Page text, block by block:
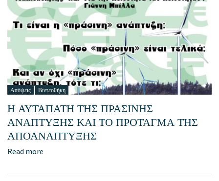
Απόψεις Βιντεοθήκη
Η ΑΥΤΑΠΑΤΗ ΤΗΣ ΠΡΑΣΙΝΗΣ
ΑΝΑΠΤΥΞΗΣ ΚΑΙ ΤΟ ΠΡΟΤΑΓΜΑ ΤΗΣ
ΑΠΟΑΝΑΠΤΥΞΗΣ
Read more